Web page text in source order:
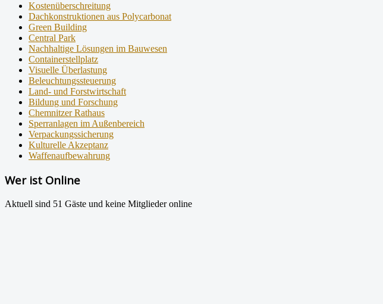
Kostenüberschreitung
Dachkonstruktionen aus Polycarbonat
Green Building
Central Park
Nachhaltige Lösungen im Bauwesen
Containerstellplatz
Visuelle Überlastung
Beleuchtungssteuerung
Land- und Forstwirtschaft
Bildung und Forschung
Chemnitzer Rathaus
Sperranlagen im Außenbereich
Verpackungssicherung
Kulturelle Akzeptanz
Waffenaufbewahrung
Wer ist Online
Aktuell sind 51 Gäste und keine Mitglieder online